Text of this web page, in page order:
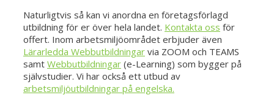
Naturligtvis så kan vi anordna en företagsförlagd
utbildning för er över hela landet. Kontakta oss för
offert. Inom arbetsmiljöområdet erbjuder även
Lärarledda Webbutbildningar via ZOOM och TEAMS
samt Webbutbildningar (e-Learning) som bygger på
självstudier. Vi har också ett utbud av
arbetsmiljöutbildningar på engelska.